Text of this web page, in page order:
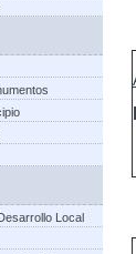
Local